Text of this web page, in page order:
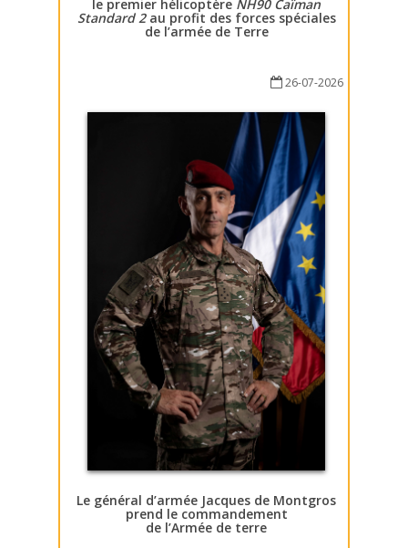
le premier hélicoptère NH90 Caïman
Standard 2au profit des forces spéciales
de l’armée de Terre
26-07-2026
Le général d’armée Jacques de Montgros
prend le commandement
de l’Armée de terre